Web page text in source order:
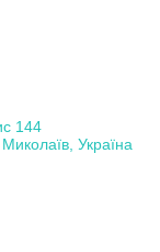
144
Україна